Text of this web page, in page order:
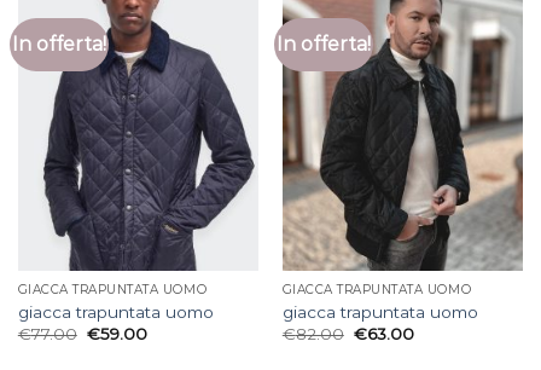
In offerta!
GIACCA TRAPUNTATA UOMO
giacca trapuntata uomo
€77.00 €59.00
In offerta!
GIACCA TRAPUNTATA UOMO
giacca trapuntata uomo
€82.00 €63.00